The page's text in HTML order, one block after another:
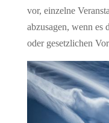
vor, einzelne
abzusagen, wenn es
oder gesetzlichen